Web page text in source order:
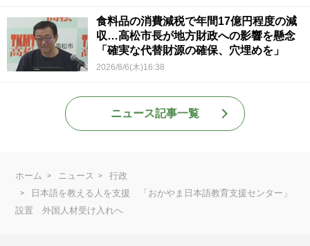
食料品の消費減税で年間17億円程度の減
収…高松市長が地方財政への影響を懸念
「確実な代替財源の確保、穴埋めを」
2026/8/6(木)16:38
ニュース記事一覧
ホーム ニュース
行政
日本語を教える人を支援 「おかやま日本語教育支援センター」
設置 外国人材受け入れへ